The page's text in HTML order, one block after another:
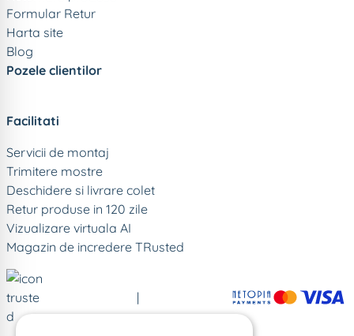
Formular Retur
Harta site
Blog
Pozele clientilor
Facilitati
Servicii de montaj
Trimitere mostre
Deschidere si livrare colet
Retur produse in 120 zile
Vizualizare virtuala AI
Magazin de incredere TRusted
|